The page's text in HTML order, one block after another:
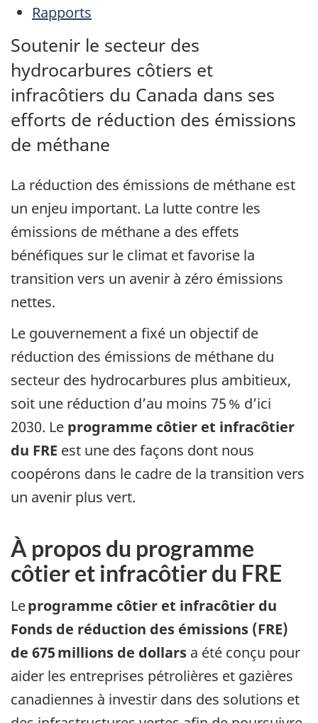
Rapports
Soutenir le secteur des
hydrocarbures côtiers et
infracôtiers du Canada dans ses
efforts de réduction des émissions
de méthane
La réduction des émissions de méthane est
un enjeu important. La lutte contre les
émissions de méthane a des effets
bénéfiques sur le climat et favorise la
transition vers un avenir à zéro émissions
nettes.
Le gouvernement a fixé un objectif de
réduction des émissions de méthane du
secteur des hydrocarbures plus ambitieux,
soit une réduction d’au moins 75 % d’ici
2030. Le programme côtier et infracôtier
du FRE est une des façons dont nous
coopérons dans le cadre de la transition vers
un avenir plus vert.
À propos du programme
côtier et infracôtier du FRE
Leprogramme côtier et infracôtier du
Fonds de réduction des émissions (FRE)
de 675 millions de dollars a été conçu pour
aider les entreprises pétrolières et gazières
canadiennes à investir dans des solutions et